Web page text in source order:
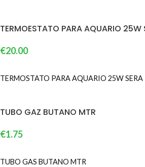
TERMOESTATO PARA AQUARIO 25W
€20.00
TERMOSTATO PARA AQUARIO 25W SERA
TUBO GAZ BUTANO MTR
€1.75
TUBO GAS BUTANO MTR